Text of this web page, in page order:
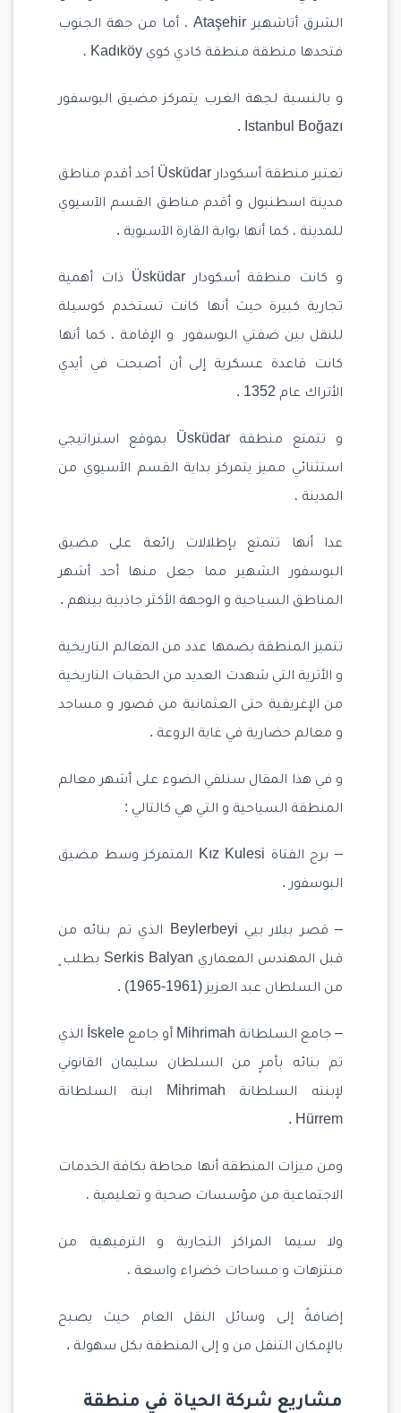
الشرق أتاشهير Ataşehir ، أما من جهة الجنوب
فتحدها منطقة منطقة كادي كوي Kadıköy ،
و بالنسبة لجهة الغرب يتمركز مضيق البوسفور
Istanbul Boğazı .
تعتبر منطقة أسكودار Üsküdar أحد أقدم مناطق
مدينة اسطنبول و أقدم مناطق القسم الآسيوي
للمدينة ، كما أنها بوابة القارة الآسيوية .
و كانت منطقة أسكودار Üsküdar ذات أهمية
تجارية كبيرة حيث أنها كانت تستخدم كوسيلة
للنقل بين ضفتي البوسفور و الإقامة ، كما أنها
كانت قاعدة عسكرية إلى أن أصبحت في أيدي
الأتراك عام 1352 .
و تتمتع منطقة Üsküdar بموقع استراتيجي
استثنائي مميز يتمركز بداية القسم الآسيوي من
المدينة ،
عدا أنها تتمتع بإطلالات رائعة على مضيق
البوسفور الشهير مما جعل منها أحد أشهر
المناطق السياحية و الوجهة الأكثر جاذبية بينهم .
تتميز المنطقة بضمها عدد من المعالم التاريخية
و الأثرية التي شهدت العديد من الحقبات التاريخية
من الإغريقية حتى العثمانية من قصور و مساجد
و معالم حضارية في غاية الروعة .
و في هذا المقال سنلقي الضوء على أشهر معالم
المنطقة السياحية و التي هي كالتالي :
– برج الفتاة Kız Kulesi المتمركز وسط مضيق
البوسفور .
– قصر بيلار بيي Beylerbeyi الذي تم بنائه من
قبل المهندس المعماري Serkis Balyan بطلب ٍ
من السلطان عبد العزيز (1961-1965) .
– جامع السلطانة Mihrimah أو جامع İskele الذي
تم بنائه بأمرٍ من السلطان سليمان القانوني
لإبنته السلطانة Mihrimah ابنة السلطانة
Hürrem .
ومن ميزات المنطقة أنها محاطة بكافة الخدمات
الاجتماعية من مؤسسات صحية و تعليمية ،
ولا سيما المراكز التجارية و الترفيهية من
منتزهات و مساحات خضراء واسعة ،
إضافةً إلى وسائل النقل العام حيث يصبح
بالإمكان التنقل من و إلى المنطقة بكل سهولة .
مشاريع شركة الحياة في منطقة